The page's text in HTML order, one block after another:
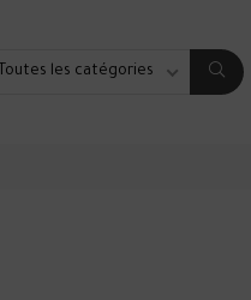
Toutes les catégories